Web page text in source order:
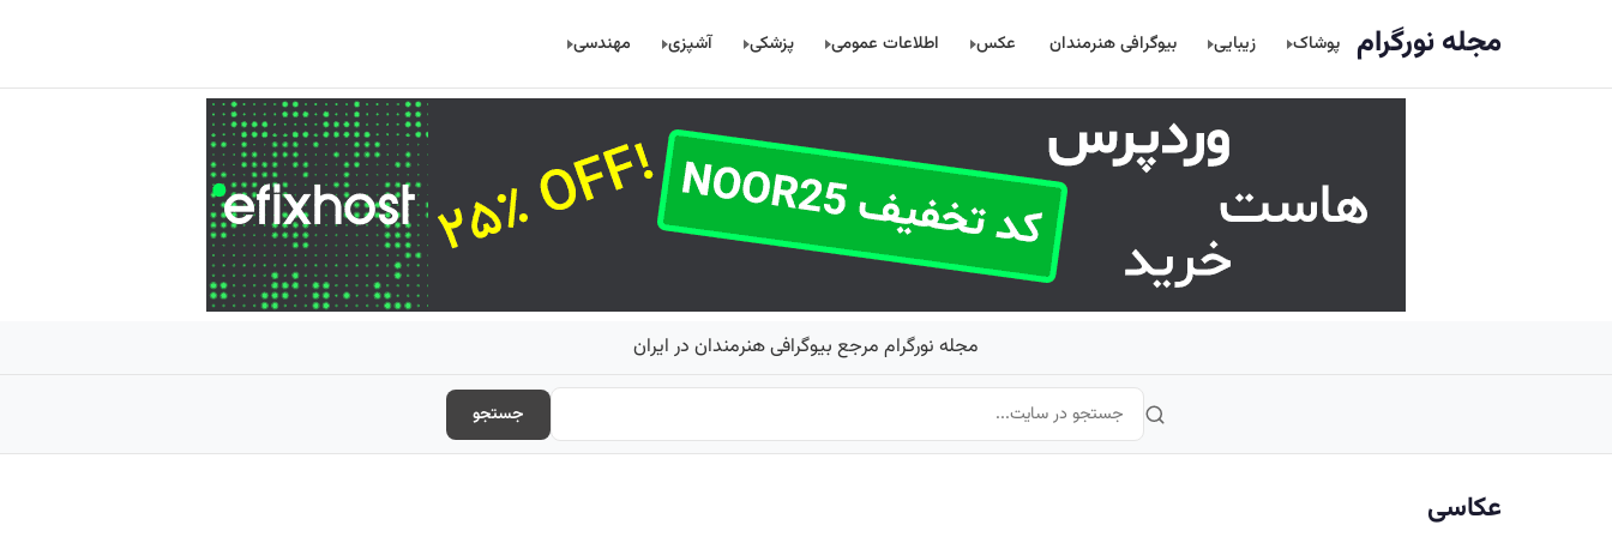
مجله نورگرام پوشاک زیبایی بیوگرافی هنرمندان عکس اطلاعات عمومی پزشکی آشپزی مهندسی
مجله نورگرام مرجع بیوگرافی هنرمندان در ایران
جستجو
عکاسی